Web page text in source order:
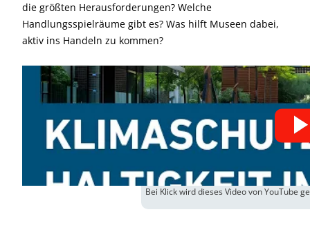
die größten Herausforderungen? Welche
Handlungsspielräume gibt es? Was hilft Museen dabei,
aktiv ins Handeln zu kommen?
Bei Klick wird dieses Video von YouTube